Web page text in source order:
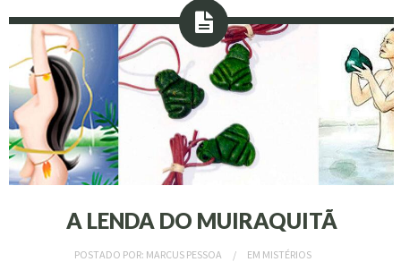
A LENDA DO MUIRAQUITÃ
POSTADO POR: MARCUS PESSOA EM MISTÉRIOS